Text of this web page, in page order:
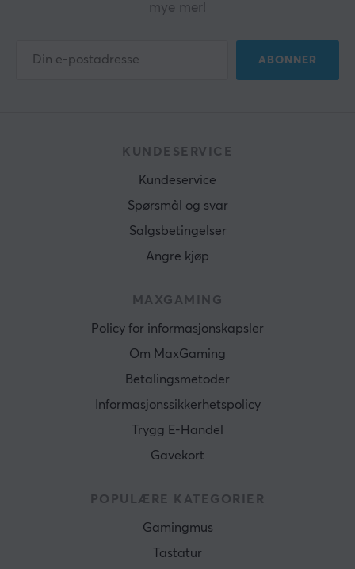
mye mer!
ABONNER
KUNDESERVICE
Kundeservice
Spørsmål og svar
Salgsbetingelser
Angre kjøp
MAXGAMING
Policy for informasjonskapsler
Om MaxGaming
Betalingsmetoder
Informasjonssikkerhetspolicy
Trygg E-Handel
Gavekort
POPULÆRE KATEGORIER
Gamingmus
Tastatur